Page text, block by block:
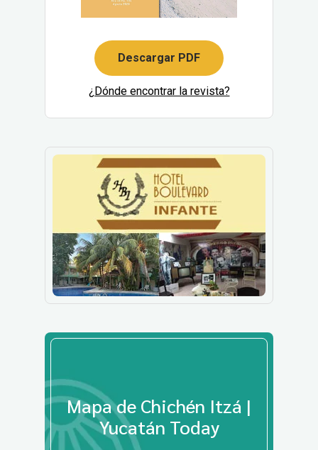
Descargar PDF
¿Dónde encontrar la revista?
Mapa de Chichén Itzá |
Yucatán Today